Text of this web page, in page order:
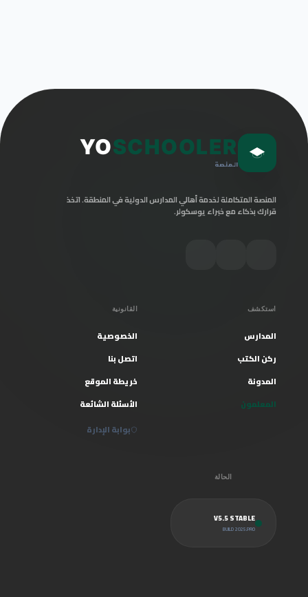
YOSCHOOLER
المنصة
المنصة المتكاملة لخدمة أهالي المدارس الدولية في المنطقة. اتخذ
قرارك بذكاء مع خبراء يوسكولر.
استكشف
المدارس
ركن الكتب
المدونة
المعلمون
القانونية
الخصوصية
اتصل بنا
خريطة الموقع
الأسئلة الشائعة
بوابة الإدارة
الحالة
V5.5 STABLE
BUILD 2025.PRO